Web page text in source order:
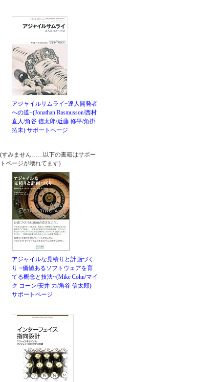
アジャイルサムライ−達人開発者
への道−(Jonathan Rasmusson/西村
直人/角谷 信太郎/近藤 修平/角掛
拓未) サポートページ
(すみません……以下の書籍はサポー
トページが壊れてます)
アジャイルな見積りと計画づく
り ~価値あるソフトウェアを育
てる概念と技法~(Mike Cohn/マイ
ク コーン/安井 力/角谷 信太郎)
サポートページ